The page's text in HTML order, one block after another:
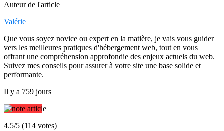
Auteur de l'article
Valérie
Que vous soyez novice ou expert en la matière, je vais vous guider
vers les meilleures pratiques d'hébergement web, tout en vous
offrant une compréhension approfondie des enjeux actuels du web.
Suivez mes conseils pour assurer à votre site une base solide et
performante.
Il y a 759 jours
4.5/5 (114 votes)